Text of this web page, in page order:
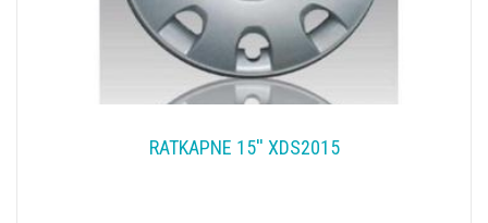
RATKAPNE 15'' XDS2015